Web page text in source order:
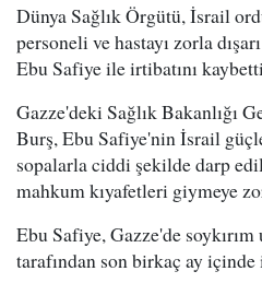
Dünya Sağlık Örgütü, İsrail
personeli ve hastayı zorla
Ebu Safiye ile irtibatını
Gazze'deki Sağlık Bakanlığı
Burş, Ebu Safiye'nin İsrail
sopalarla ciddi şekilde darp
mahkum kıyafetleri giymeye
Ebu Safiye, Gazze'de
tarafından son birkaç ay içinde